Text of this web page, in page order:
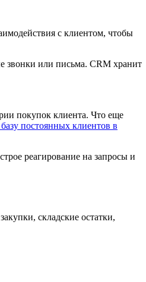
с клиентом, чтобы
звонки или письма. CRM хранит
покупок клиента. Что еще
базу постоянных клиентов в
реагирование на запросы и
складские остатки,